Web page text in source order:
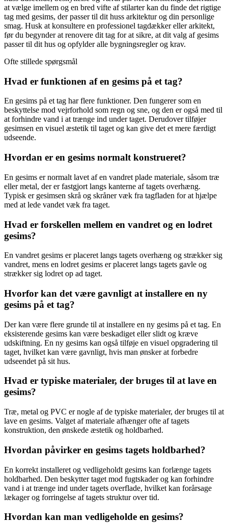
at vælge imellem og en bred vifte af stilarter kan du finde det rigtige
tag med gesims, der passer til dit huss arkitektur og din personlige
smag. Husk at konsultere en professionel tagdækker eller arkitekt,
før du begynder at renovere dit tag for at sikre, at dit valg af gesims
passer til dit hus og opfylder alle bygningsregler og krav.
Ofte stillede spørgsmål
Hvad er funktionen af en gesims på et tag?
En gesims på et tag har flere funktioner. Den fungerer som en
beskyttelse mod vejrforhold som regn og sne, og den er også med til
at forhindre vand i at trænge ind under taget. Derudover tilføjer
gesimsen en visuel æstetik til taget og kan give det et mere færdigt
udseende.
Hvordan er en gesims normalt konstrueret?
En gesims er normalt lavet af en vandret plade materiale, såsom træ
eller metal, der er fastgjort langs kanterne af tagets overhæng.
Typisk er gesimsen skrå og skråner væk fra tagfladen for at hjælpe
med at lede vandet væk fra taget.
Hvad er forskellen mellem en vandret og en lodret
gesims?
En vandret gesims er placeret langs tagets overhæng og strækker sig
vandret, mens en lodret gesims er placeret langs tagets gavle og
strækker sig lodret op ad taget.
Hvorfor kan det være gavnligt at installere en ny
gesims på et tag?
Der kan være flere grunde til at installere en ny gesims på et tag. En
eksisterende gesims kan være beskadiget eller slidt og kræve
udskiftning. En ny gesims kan også tilføje en visuel opgradering til
taget, hvilket kan være gavnligt, hvis man ønsker at forbedre
udseendet på sit hus.
Hvad er typiske materialer, der bruges til at lave en
gesims?
Træ, metal og PVC er nogle af de typiske materialer, der bruges til at
lave en gesims. Valget af materiale afhænger ofte af tagets
konstruktion, den ønskede æstetik og holdbarhed.
Hvordan påvirker en gesims tagets holdbarhed?
En korrekt installeret og vedligeholdt gesims kan forlænge tagets
holdbarhed. Den beskytter taget mod fugtskader og kan forhindre
vand i at trænge ind under tagets overflade, hvilket kan forårsage
lækager og forringelse af tagets struktur over tid.
Hvordan kan man vedligeholde en gesims?